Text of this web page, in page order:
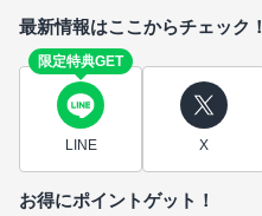
最新情報はここからチェック！
限定特典GET
LINE X
お得にポイントゲット！